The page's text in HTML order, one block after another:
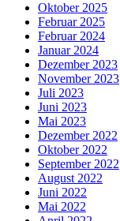
Oktober 2025
Februar 2025
Februar 2024
Januar 2024
Dezember 2023
November 2023
Juli 2023
Juni 2023
Mai 2023
Dezember 2022
Oktober 2022
September 2022
August 2022
Juni 2022
Mai 2022